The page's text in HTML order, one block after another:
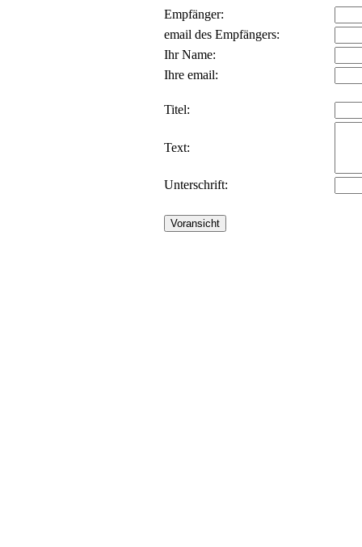
Empfänger:
email des Empfängers:
Ihr Name:
Ihre email:
Titel:
Text:
Unterschrift: